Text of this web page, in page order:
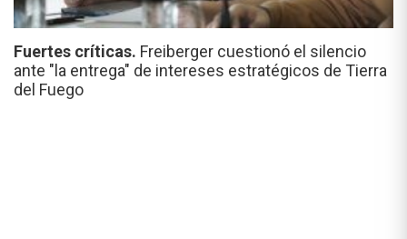
Fuertes críticas. Freiberger cuestionó el silencio
ante "la entrega" de intereses estratégicos de Tierra
del Fuego